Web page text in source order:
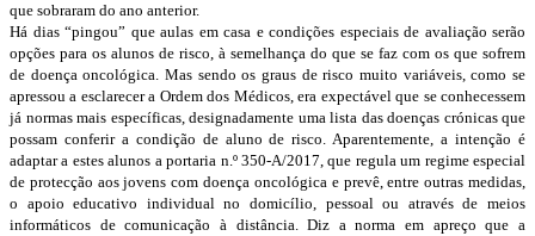
que sobraram do ano anterior.
Há dias “pingou” que aulas em casa e condições especiais de avaliação serão
opções para os alunos de risco, à semelhança do que se faz com os que sofrem
de doença oncológica. Mas sendo os graus de risco muito variáveis, como se
apressou a esclarecer a Ordem dos Médicos, era expectável que se conhecessem
já normas mais específicas, designadamente uma lista das doenças crónicas que
possam conferir a condição de aluno de risco. Aparentemente, a intenção é
adaptar a estes alunos a portaria n.º 350-A/2017, que regula um regime especial
de protecção aos jovens com doença oncológica e prevê, entre outras medidas,
o apoio educativo individual no domicílio, pessoal ou através de meios
informáticos de comunicação à distância. Diz a norma em apreço que a